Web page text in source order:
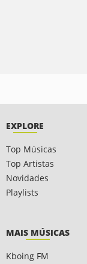
EXPLORE
Top Músicas
Top Artistas
Novidades
Playlists
MAIS MÚSICAS
Kboing FM